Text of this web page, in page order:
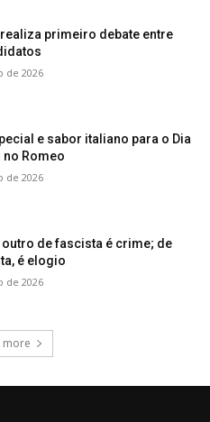
realiza primeiro debate entre
de 2026
e sabor italiano para o Dia
no Romeo
de 2026
de fascista é crime; de
é elogio
de 2026
more